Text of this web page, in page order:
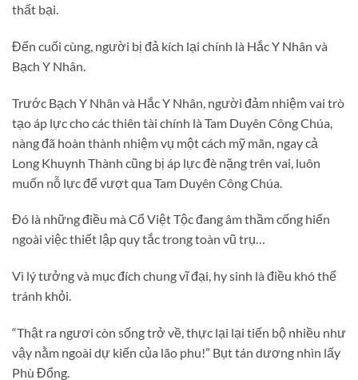
thất bại.
Đến cuối cùng, người bị đả kích lại chính là Hắc Y Nhân và
Bạch Y Nhân.
Trước Bạch Y Nhân và Hắc Y Nhân, người đảm nhiệm vai trò
tạo áp lực cho các thiên tài chính là Tam Duyên Công Chúa,
nàng đã hoàn thành nhiệm vụ một cách mỹ mãn, ngay cả
Long Khuynh Thành cũng bị áp lực đè nặng trên vai, luôn
muốn nỗ lực để vượt qua Tam Duyên Công Chúa.
Đó là những điều mà Cổ Việt Tộc đang âm thầm cống hiến
ngoài việc thiết lập quy tắc trong toàn vũ trụ…
Vì lý tưởng và mục đích chung vĩ đại, hy sinh là điều khó thể
tránh khỏi.
“Thật ra ngươi còn sống trở về, thực lại lại tiến bộ nhiều như
vậy nằm ngoài dự kiến của lão phu!” Bụt tán dương nhìn lấy
Phù Đổng.